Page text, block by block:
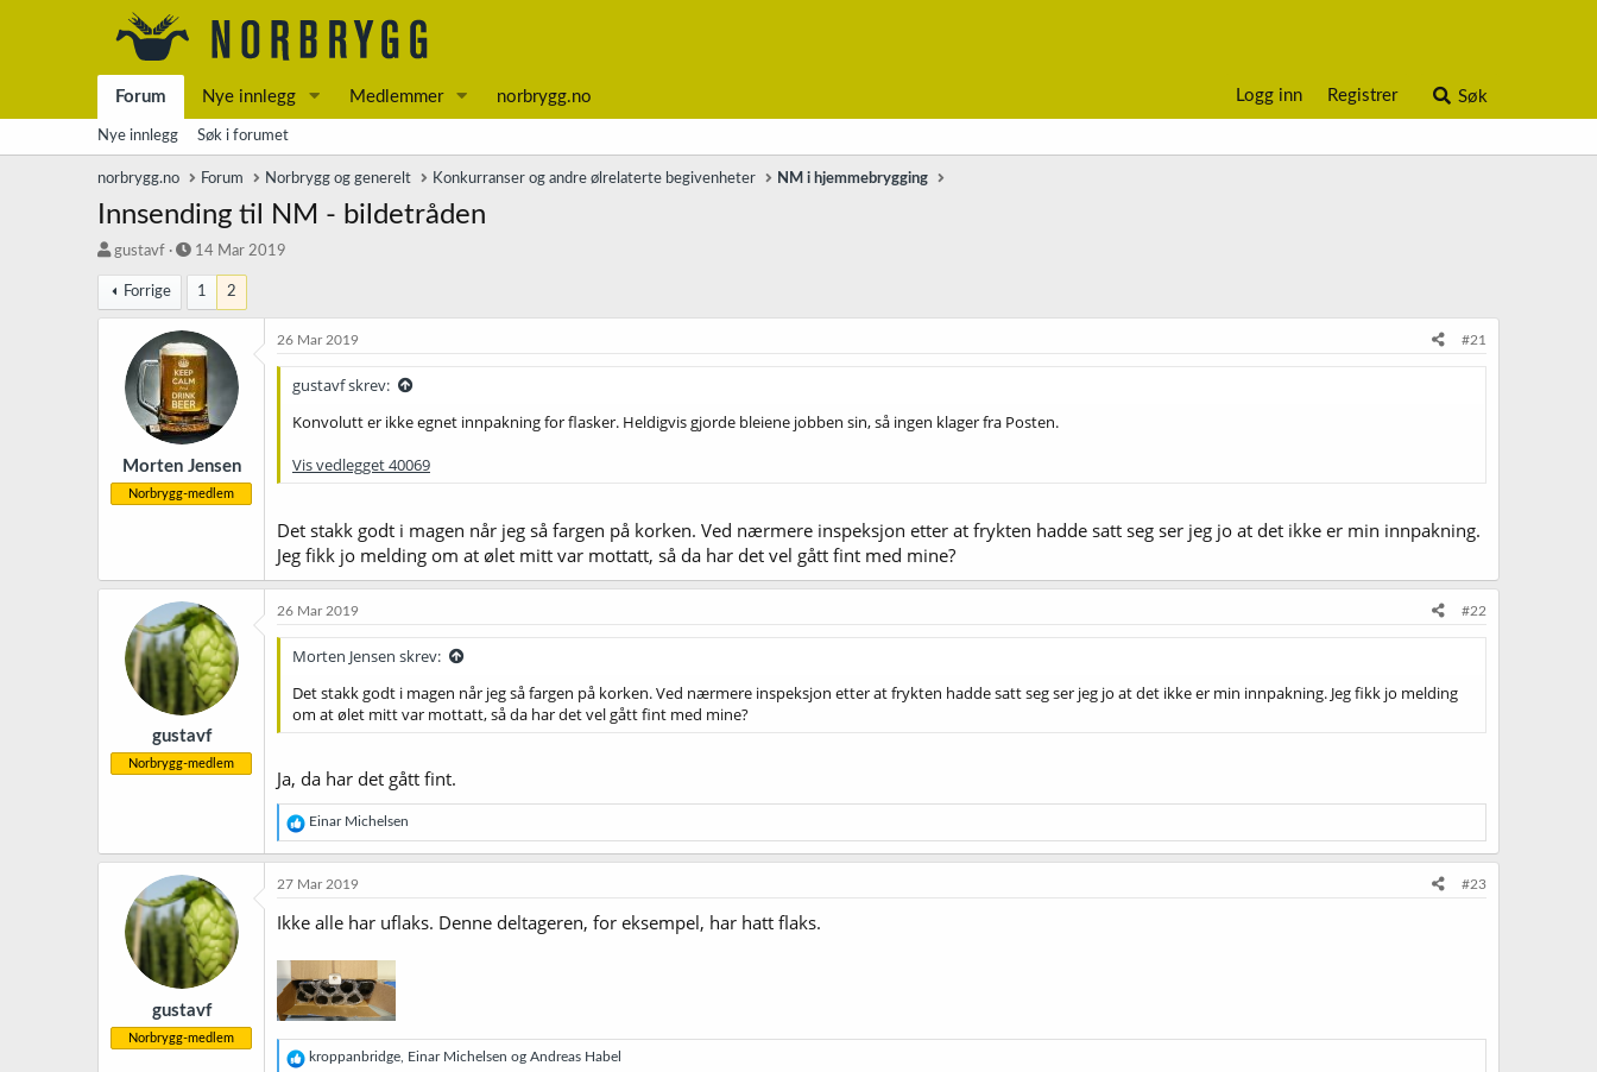
Forum Nye innlegg Medlemmer norbrygg.no Logg inn Registrer Søk
Nye innlegg Søk i forumet
norbrygg.no Forum Norbrygg og generelt Konkurranser og andre ølrelaterte begivenheter NM i hjemmebrygging
Innsending til NM - bildetråden
T
å
d
gustavf
S
a
r
t
d
a
t
o
14 Mar 2019
Forrige 1 2
Morten Jensen
Norbrygg-medlem
26 Mar 2019 #21
gustavf skrev:
Konvolutt er ikke egnet innpakning for flasker. Heldigvis gjorde bleiene jobben sin, så ingen klager fra Posten.
Vis vedlegget 40069
Det stakk godt i magen når jeg så fargen på korken. Ved nærmere inspeksjon etter at frykten hadde satt seg ser jeg jo at det ikke er min innpakning.
Jeg fikk jo melding om at ølet mitt var mottatt, så da har det vel gått fint med mine?
gustavf
Norbrygg-medlem
26 Mar 2019 #22
Morten Jensen skrev:
Det stakk godt i magen når jeg så fargen på korken. Ved nærmere inspeksjon etter at frykten hadde satt seg ser jeg jo at det ikke er min innpakning. Jeg fikk jo melding
om at ølet mitt var mottatt, så da har det vel gått fint med mine?
Ja, da har det gått fint.
R
e
a
k
o
r
:
Einar Michelsen
gustavf
Norbrygg-medlem
27 Mar 2019 #23
Ikke alle har uflaks. Denne deltageren, for eksempel, har hatt flaks.
Rkroppanbridge Einar Michelsen og Andreas Habel